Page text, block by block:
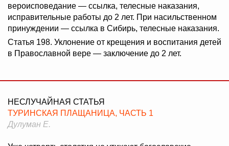
вероисповедание — ссылка, телесные наказания,
исправительные работы до 2 лет. При насильственном
принуждении — ссылка в Сибирь, телесные наказания.
Статья 198. Уклонение от крещения и воспитания детей
в Православной вере — заключение до 2 лет.
НЕСЛУЧАЙНАЯ СТАТЬЯ
ТУРИНСКАЯ ПЛАЩАНИЦА, ЧАСТЬ 1
Дулуман Е.